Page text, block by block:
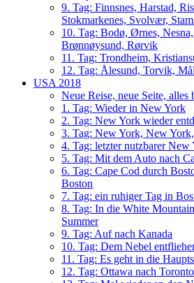
9. Tag: Finnsnes, Harstad,
Stokmarkenes, Svolvær,
10. Tag: Bodø, Ørnes, Nesna,
Brønnøysund, Rørvik
11. Tag: Trondheim,
12. Tag: Ålesund, Torvik,
USA 2018
Neue Reise, neue Seite, alles
1. Tag: Wieder in New York
2. Tag: New York wieder
3. Tag: New York, New
4. Tag: letzter nutzbarer New
5. Tag: Mit dem Auto nach
6. Tag: Cape Cod durch
Boston
7. Tag: ein ruhiger Tag in
8. Tag: In die White
Summer
9. Tag: Auf nach Kanada
10. Tag: Dem Nebel
11. Tag: Es geht in die
12. Tag: Ottawa nach